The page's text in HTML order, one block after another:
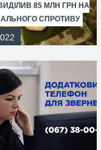
85 МЛН ГРН НА
СПРОТИВУ